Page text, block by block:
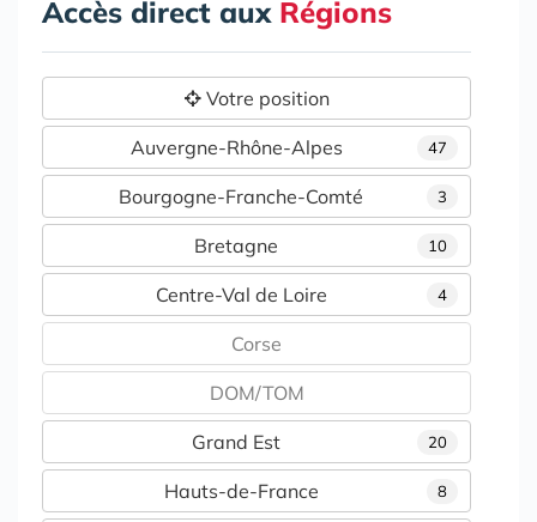
Accès direct aux Régions
Votre position
47
Auvergne-Rhône-Alpes
3
Bourgogne-Franche-Comté
10
Bretagne
4
Centre-Val de Loire
Corse
DOM/TOM
20
Grand Est
8
Hauts-de-France